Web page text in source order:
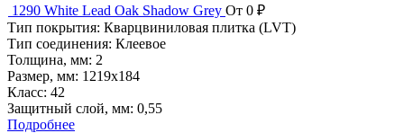
1290 White Lead Oak Shadow Grey От 0 ₽
Тип покрытия: Кварцвиниловая плитка (LVT)
Тип соединения: Клеевое
Толщина, мм: 2
Размер, мм: 1219x184
Класс: 42
Защитный слой, мм: 0,55
Подробнее